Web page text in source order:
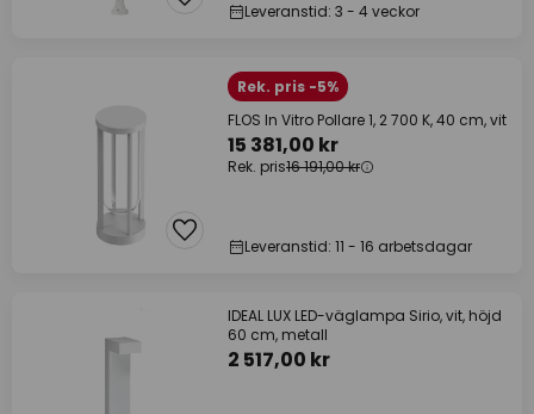
Leveranstid: 3 - 4 veckor
Rek. pris -5%
FLOS In Vitro Pollare 1, 2 700 K, 40 cm, vit
15 381,00 kr
Rek. pris16 191,00 kr
Leveranstid: 11 - 16 arbetsdagar
IDEAL LUX LED-väglampa Sirio, vit, höjd
60 cm, metall
2 517,00 kr